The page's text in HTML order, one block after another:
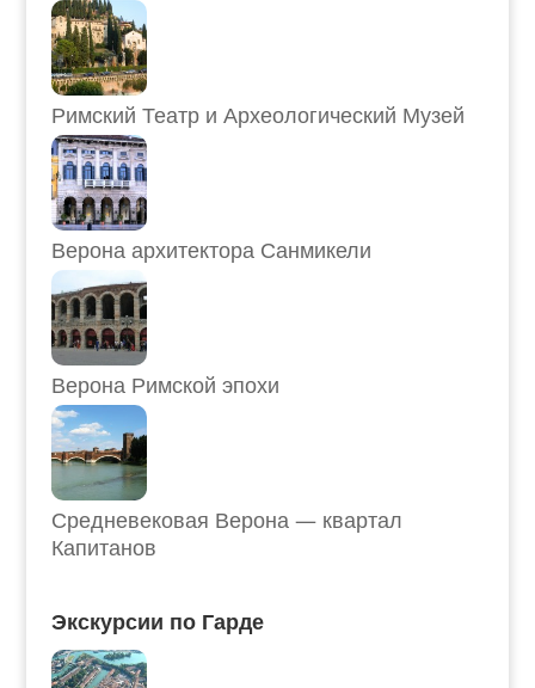
Римский Театр и Археологический Музей
Верона архитектора Санмикели
Верона Римской эпохи
Средневековая Верона — квартал
Капитанов
Экскурсии по Гарде